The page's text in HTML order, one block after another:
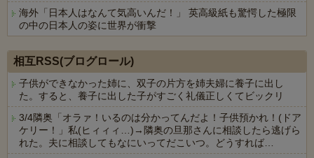
海外「日本人はなんて気高いんだ！」 英高級紙も驚愕した極限
の中の日本人の姿に世界が衝撃
相互RSS(ブログロール)
子供ができなかった姉に、双子の片方を姉夫婦に養子に出し
た。すると、養子に出した子がすごく礼儀正しくてビックリ
3/4隣奥「オラァ！いるのは分かってんだよ！子供預かれ！(ドア
ケリー！」私(ヒィィィ…)→隣奥の旦那さんに相談したら逃げら
れた。夫に相談してもなにいってだこいつ。どうすれば…